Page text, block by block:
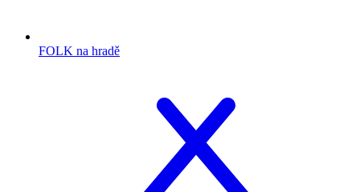
FOLK na hradě